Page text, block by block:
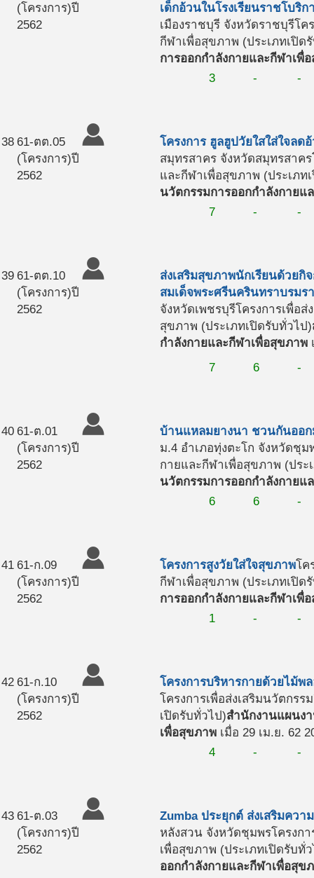
(โครงการ)ปี
2562
เด็กอ้วนในโรงเรียนราชโบริ
เมืองราชบุรี จังหวัดราชบุรีโค
กีฬาเพื่อสุขภาพ (ประเภทเปิด
การออกกำลังกายและกีฬาเพื่
3
- -
38 61-ตต.05
(โครงการ)ปี
2562
โครงการ ฮูลฮูปวัยใสใส่ใจลด
สมุทรสาคร จังหวัดสมุทรสาคร
และกีฬาเพื่อสุขภาพ (ประเภท
นวัตกรรมการออกกำลังกายแ
7
- -
39 61-ตต.10
(โครงการ)ปี
2562
ส่งเสริมสุขภาพนักเรียนด้วยกิ
สมเด็จพระศรีนครินทราบรม
จังหวัดเพชรบุรีโครงการเพื่อส่
สุขภาพ (ประเภทเปิดรับทั่วไป)
กำลังกายและกีฬาเพื่อสุขภาพ
7
6 -
40 61-ต.01
(โครงการ)ปี
2562
บ้านแหลมยางนา ชวนกันออก
ม.4 อำเภอทุ่งตะโก จังหวัดชุม
กายและกีฬาเพื่อสุขภาพ (ประ
นวัตกรรมการออกกำลังกายแ
6
6 -
41 61-ก.09
(โครงการ)ปี
2562
โครงการสูงวัยใส่ใจสุขภาพโค
กีฬาเพื่อสุขภาพ (ประเภทเปิด
การออกกำลังกายและกีฬาเพื่
1
- -
42 61-ก.10
(โครงการ)ปี
2562
โครงการบริหารกายด้วยไม้พ
โครงการเพื่อส่งเสริมนวัตกร
เปิดรับทั่วไป)สำนักงานแผนง
เพื่อสุขภาพ เมื่อ 29 เม.ย. 62
4
- -
43 61-ต.03
(โครงการ)ปี
2562
Zumba ประยุกต์ ส่งเสริมคว
หลังสวน จังหวัดชุมพรโครงก
เพื่อสุขภาพ (ประเภทเปิดรับทั่
ออกกำลังกายและกีฬาเพื่อสุข